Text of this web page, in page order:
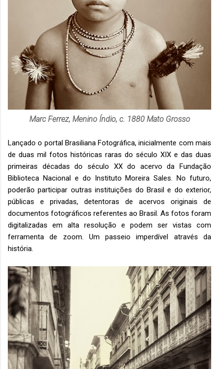
Marc Ferrez, Menino Índio, c. 1880 Mato Grosso
Lançado o portal Brasiliana Fotográfica, inicialmente com mais
de duas mil fotos históricas raras do século XIX e das duas
primeiras décadas do século XX do acervo da Fundação
Biblioteca Nacional e do Instituto Moreira Sales. No futuro,
poderão participar outras instituições do Brasil e do exterior,
públicas e privadas, detentoras de acervos originais de
documentos fotográficos referentes ao Brasil. As fotos foram
digitalizadas em alta resolução e podem ser vistas com
ferramenta de zoom. Um passeio imperdível através da
história.